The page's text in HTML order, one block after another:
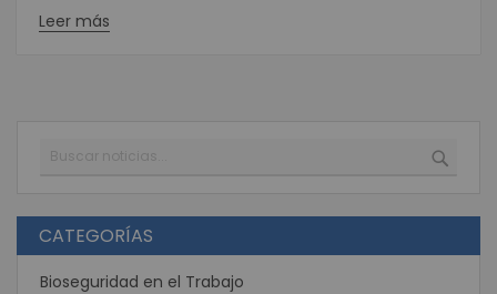
Leer más
Buscar
CATEGORÍAS
Bioseguridad en el Trabajo